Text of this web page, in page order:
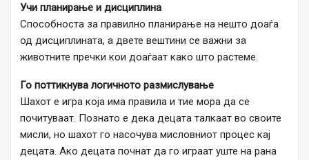
Учи планирање и дисциплина
Способноста за правилно планирање на нешто доаѓа
од дисциплината, а двете вештини се важни за
животните пречки кои доаѓаат како што растеме.
Го поттикнува логичното размислување
Шахот е игра која има правила и тие мора да се
почитуваат. Познато е дека децата талкаат во своите
мисли, но шахот го насочува мисловниот процес кај
децата. Ако децата почнат да го играат уште на рана